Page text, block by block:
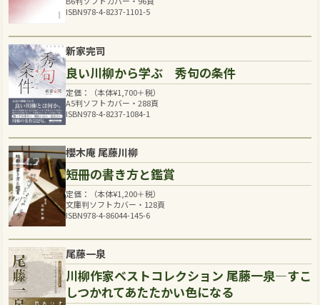
ISBN978-4-8237-1101-5
新家完司
良い川柳から学ぶ 秀句の条件
定価：（本体¥1,700＋税）
A5判ソフトカバー・288頁
ISBN978-4-8237-1084-1
櫻木庵 尾藤川柳
短冊の書き方と鑑賞
定価：（本体¥1,200＋税）
文庫判ソフトカバー・128頁
ISBN978-4-86044-145-6
尾藤一泉
川柳作家ベストコレクション 尾藤一泉―すこ
しつかれてあたたかい色になる